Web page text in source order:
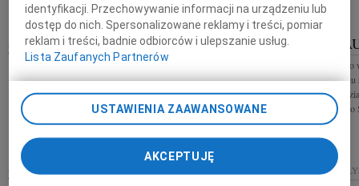
19.05.2026 BIAŁYSTOK
Pani emerytowanej notariusz Krystynie Sikorskiej-
Kulesza oraz Panu notariuszowi Tomaszowi Kulesza
składamy wyrazy głębokiego współczucia z powodu
śmierci Mamy i Babci...
IRENA
Wyrazy
Bliskim z powodu
Szpitalnego
Uniwersyteckiego
BOŻENA SPŁAWSKA 22.04.2026
identyfikacji. Przechowywanie informacji na urządzeniu lub
dostęp do nich. Spersonalizowane reklamy i treści, pomiar
reklam i treści, badnie odbiorców i ulepszanie usług.
Lista Zaufanych Partnerów
USTAWIENIA ZAAWANSOWANE
AKCEPTUJĘ